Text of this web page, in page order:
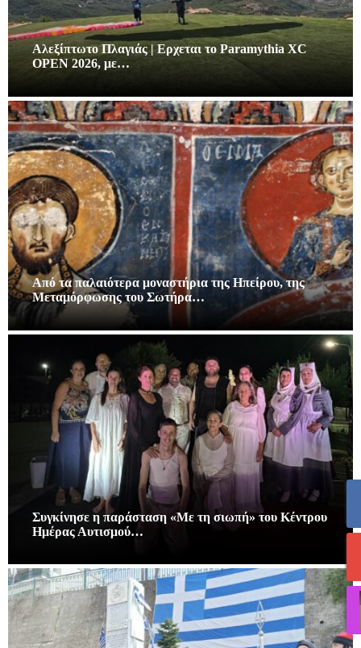
Αλεξίπτωτο Πλαγιάς | Ερχεται το Paramythia XC
OPEN 2026, με…
Από τα παλαιότερα μοναστήρια της Ηπείρου, της
Μεταμόρφωσης του Σωτήρα…
Συγκίνησε η παράσταση «Με τη σιωπή» του Κέντρου
Ημέρας Αυτισμού…